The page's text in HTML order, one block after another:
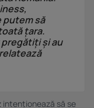
putem să
țara.
și au
relatează
intenționează să se